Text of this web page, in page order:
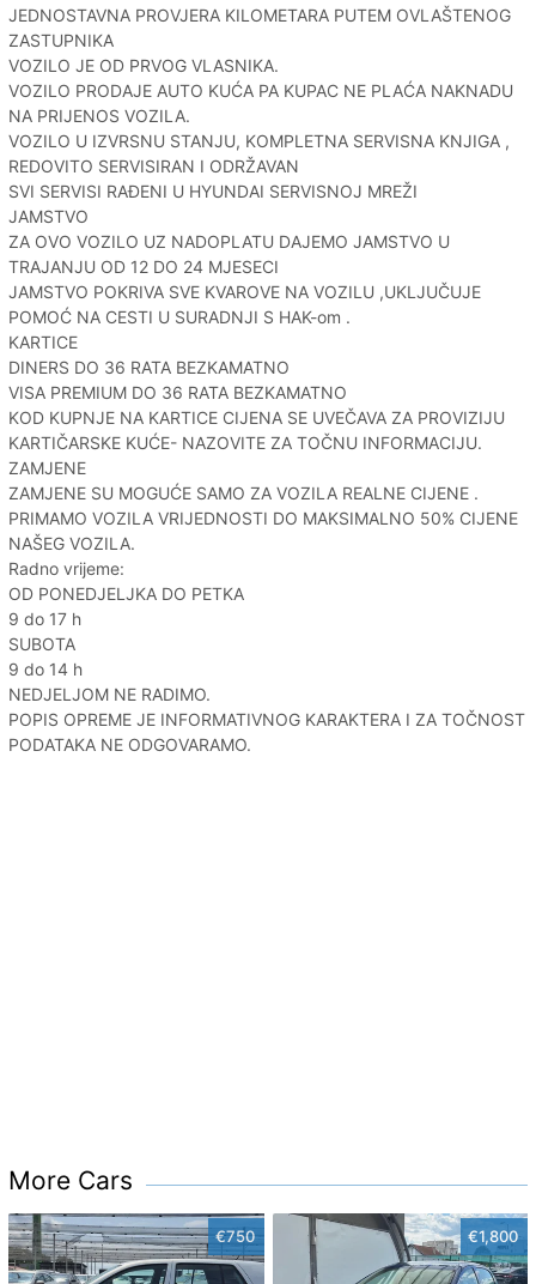
JEDNOSTAVNA PROVJERA KILOMETARA PUTEM OVLAŠTENOG
ZASTUPNIKA
VOZILO JE OD PRVOG VLASNIKA.
VOZILO PRODAJE AUTO KUĆA PA KUPAC NE PLAĆA NAKNADU
NA PRIJENOS VOZILA.
VOZILO U IZVRSNU STANJU, KOMPLETNA SERVISNA KNJIGA ,
REDOVITO SERVISIRAN I ODRŽAVAN
SVI SERVISI RAĐENI U HYUNDAI SERVISNOJ MREŽI
JAMSTVO
ZA OVO VOZILO UZ NADOPLATU DAJEMO JAMSTVO U
TRAJANJU OD 12 DO 24 MJESECI
JAMSTVO POKRIVA SVE KVAROVE NA VOZILU ,UKLJUČUJE
POMOĆ NA CESTI U SURADNJI S HAK-om .
KARTICE
DINERS DO 36 RATA BEZKAMATNO
VISA PREMIUM DO 36 RATA BEZKAMATNO
KOD KUPNJE NA KARTICE CIJENA SE UVEČAVA ZA PROVIZIJU
KARTIČARSKE KUĆE- NAZOVITE ZA TOČNU INFORMACIJU.
ZAMJENE
ZAMJENE SU MOGUĆE SAMO ZA VOZILA REALNE CIJENE .
PRIMAMO VOZILA VRIJEDNOSTI DO MAKSIMALNO 50% CIJENE
NAŠEG VOZILA.
Radno vrijeme:
OD PONEDJELJKA DO PETKA
9 do 17 h
SUBOTA
9 do 14 h
NEDJELJOM NE RADIMO.
POPIS OPREME JE INFORMATIVNOG KARAKTERA I ZA TOČNOST
PODATAKA NE ODGOVARAMO.
More Cars
€750 €1,800